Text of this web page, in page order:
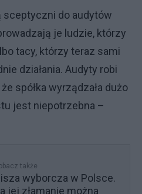
sceptyczni do audytów
je ludzie, którzy
tacy, którzy teraz sami
działania. Audyty robi
spółka wyrządzała dużo
jest niepotrzebna –
także
wyborcza w Polsce.
jej złamanie można